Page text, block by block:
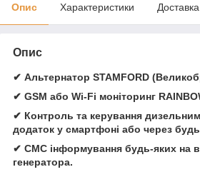
Опис Характеристики Доставка
Опис
✔ Альтернатор STAMFORD
✔ GSM або Wi-Fi моніторинг
✔ Контроль та керування
додаток у смартфоні або через
✔ СМС інформування будь-яких на
генератора.